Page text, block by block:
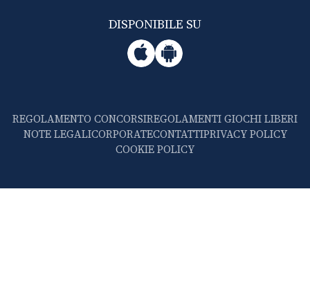
DISPONIBILE SU
REGOLAMENTO CONCORSIREGOLAMENTI GIOCHI LIBERI
NOTE LEGALICORPORATECONTATTIPRIVACY POLICY
COOKIE POLICY